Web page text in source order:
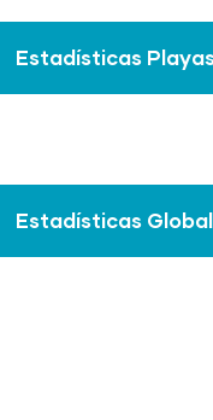
Estadísticas
Estadísticas